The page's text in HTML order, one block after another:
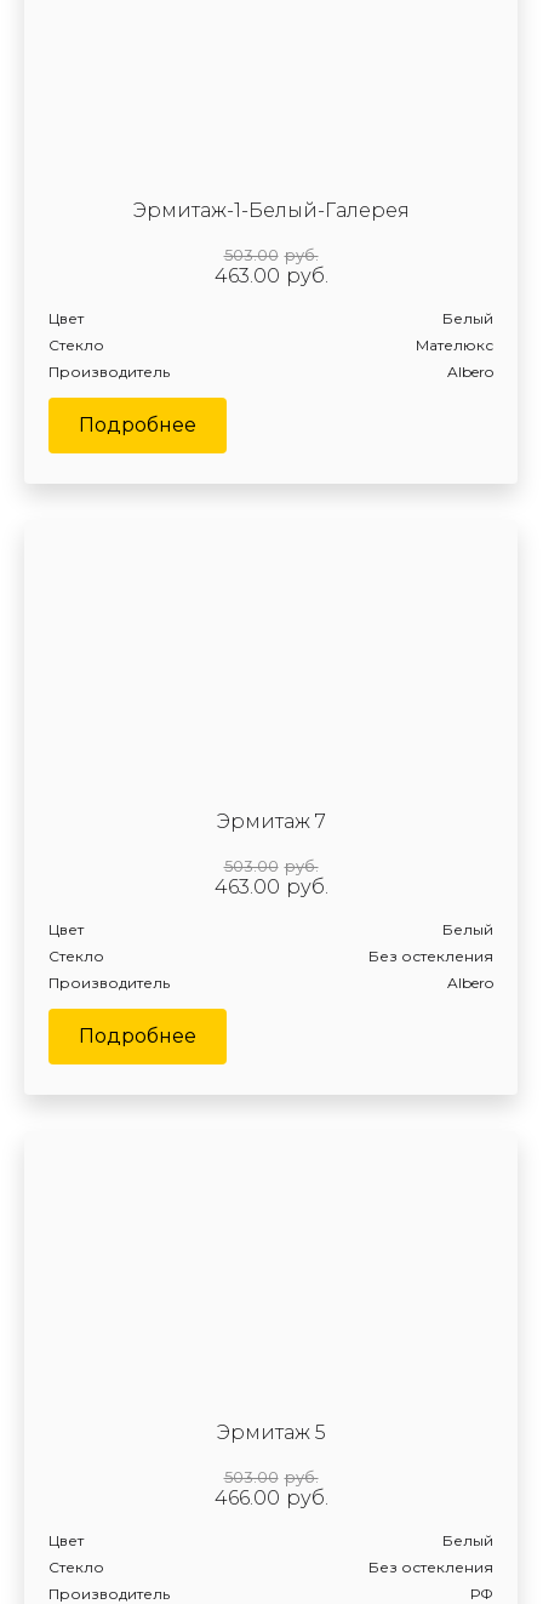
Эрмитаж-1-Белый-Галерея
руб.
503.00
руб.
463.00
Цвет Белый
Производитель Albero
Стекло Мателюкс
Подробнее
Эрмитаж 7
руб.
503.00
руб.
463.00
Цвет Белый
Производитель Albero
Стекло Без остекления
Подробнее
Эрмитаж 5
руб.
503.00
руб.
466.00
Цвет Белый
Производитель РФ
Стекло Без остекления